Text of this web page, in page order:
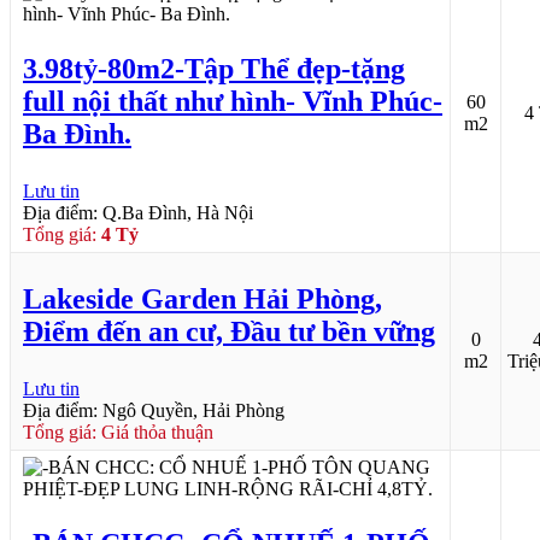
3.98tỷ-80m2-Tập Thể đẹp-tặng
full nội thất như hình- Vĩnh Phúc-
Ba Đình.
Lưu tin
Địa điểm: Q.Ba Đình, Hà Nội
Tổng giá: 4 Tỷ
60
m2
4
Lakeside Garden Hải Phòng,
Điểm đến an cư, Đầu tư bền vững
Lưu tin
Địa điểm: Ngô Quyền, Hải Phòng
Tổng giá: Giá thỏa thuận
0
m2